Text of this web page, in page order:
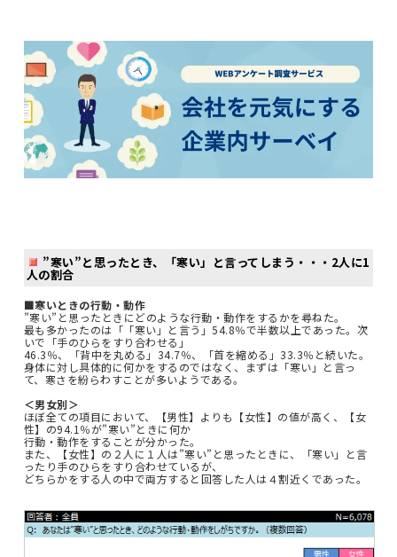
”寒い”と思ったとき、「寒い」と言ってしまう・・・2人に1
人の割合
■寒いときの行動・動作
”寒い”と思ったときにどのような行動・動作をするかを尋ねた。
最も多かったのは「「寒い」と言う」54.8％で半数以上であった。次
いで「手のひらをすり合わせる」
46.3％、「背中を丸める」34.7％、「首を縮める」33.3％と続いた。
身体に対し具体的に何かをするのではなく、まずは「寒い」と言っ
て、寒さを紛らわすことが多いようである。
＜男女別＞
ほぼ全ての項目において、【男性】よりも【女性】の値が高く、【女
性】の94.1％が”寒い”ときに何か
行動・動作をすることが分かった。
また、【女性】の２人に１人は”寒い”と思ったときに、「寒い」と言
ったり手のひらをすり合わせているが、
どちらかをする人の中で両方すると回答した人は４割近くであった。